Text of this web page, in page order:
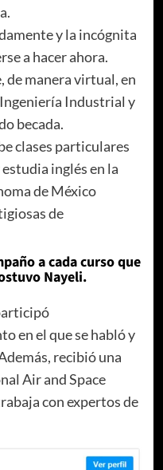
y la incógnita
a hacer ahora.
de manera virtual, en
Industrial y
becada.
clases particulares
inglés en la
de México
de
a cada curso que
Nayeli.
en el que se habló y
recibió una
Air and Space
con expertos de